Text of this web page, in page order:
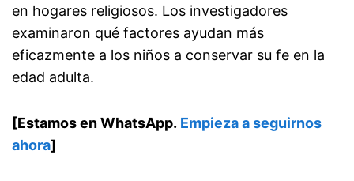
en hogares religiosos. Los investigadores
examinaron qué factores ayudan más
eficazmente a los niños a conservar su fe en la
edad adulta.
[Estamos en WhatsApp. Empieza a seguirnos
ahora]